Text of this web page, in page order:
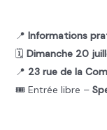
📍 Informations
🗓️ Dimanche 20
📍 23 rue de la
🎟️ Entrée libre –